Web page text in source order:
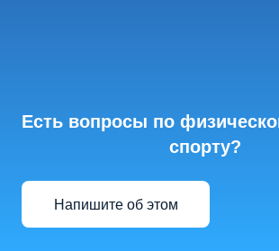
Есть вопросы по
спорту?
Напишите об этом